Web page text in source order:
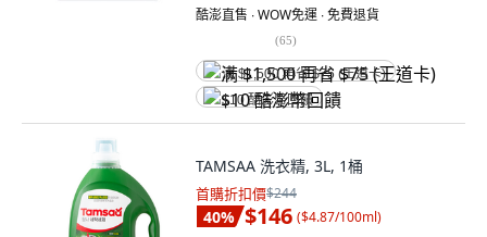
酷澎直售 ∙ WOW免運 ∙ 免費退貨
(65)
满 $1,500 再省 $75 (王道卡)
$10 酷澎幣回饋
TAMSAA 洗衣精, 3L, 1桶
首購折扣價$244
40% $146 ($4.87/100ml)